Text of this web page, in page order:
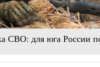
СВО: для юга России